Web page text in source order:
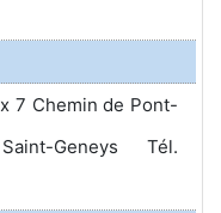
7 Chemin de Pont-
Geneys Tél.